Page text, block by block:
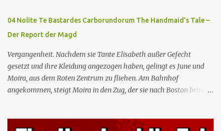
oberstes Gut die Fortpflanzung ist. June und andere Mägde werden
wo Serena stolz die „Kinder von Gilead” vorstellt. June nutzt die
Gelegenheit, mit Castillo unter vier Augen zu sprechen, ...
04 Nolite Te Bastardes Carborundorum The Handmaid’s Tale –
Der Report der Magd
Vergangenheit. Nachdem sie Tante Elisabeth außer Gefecht
gesetzt und ihre Kleidung angezogen haben, gelingt es June und
Moira, aus dem Roten Zentrum zu fliehen. Am Bahnhof
angekommen, steigt Moira in den Zug, der sie nach Boston bringen
Elisabeth sie mit der Peitsche bestraft. Gegenwart. June ist seit